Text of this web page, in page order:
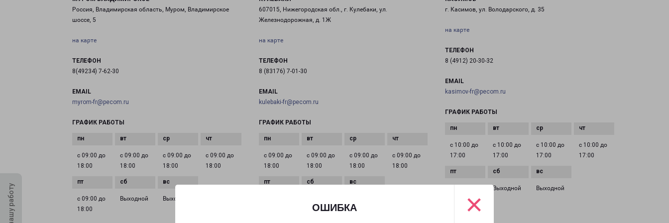
ОШИБКА ×
Россия, Владимирская область, Муром, Владимирское
шоссе, 5
на карте
ТЕЛЕФОН
8(49234) 7-62-30
EMAIL
myrom-fr@pecom.ru
ГРАФИК РАБОТЫ
с 09:00 до
18:00
с 09:00 до
18:00
с 09:00 до
18:00
с 09:00 до
18:00
с 09:00 до
18:00
Выходной Выходной
607015, Нижегородская обл., г. Кулебаки, ул.
Железнодорожная, д. 1Ж
на карте
ТЕЛЕФОН
8 (83176) 7-01-30
EMAIL
kulebaki-fr@pecom.ru
ГРАФИК РАБОТЫ
с 09:00 до
18:00
с 09:00 до
18:00
с 09:00 до
18:00
с 09:00 до
18:00
г. Касимов, ул. Володарского, д. 35
на карте
ТЕЛЕФОН
8 (4912) 20-30-32
EMAIL
kasimov-fr@pecom.ru
ГРАФИК РАБОТЫ
с 10:00 до
17:00
с 10:00 до
17:00
с 10:00 до
17:00
с 10:00 до
17:00
Выходной Выходной